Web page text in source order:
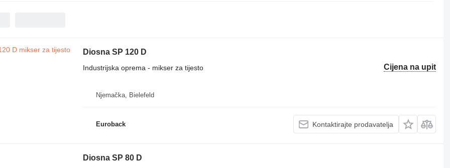
Diosna SP 120 D
Cijena na upit
Industrijska oprema - mikser za tijesto
Njemačka, Bielefeld
Euroback Kontaktirajte prodavatelja
Diosna SP 80 D